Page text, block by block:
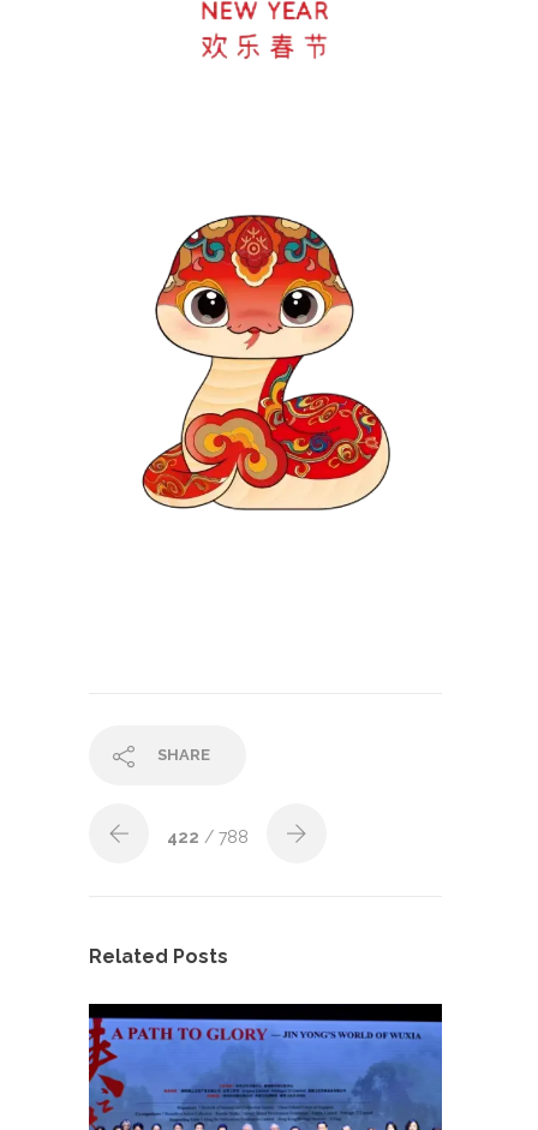
SHARE
422 / 788
Related Posts